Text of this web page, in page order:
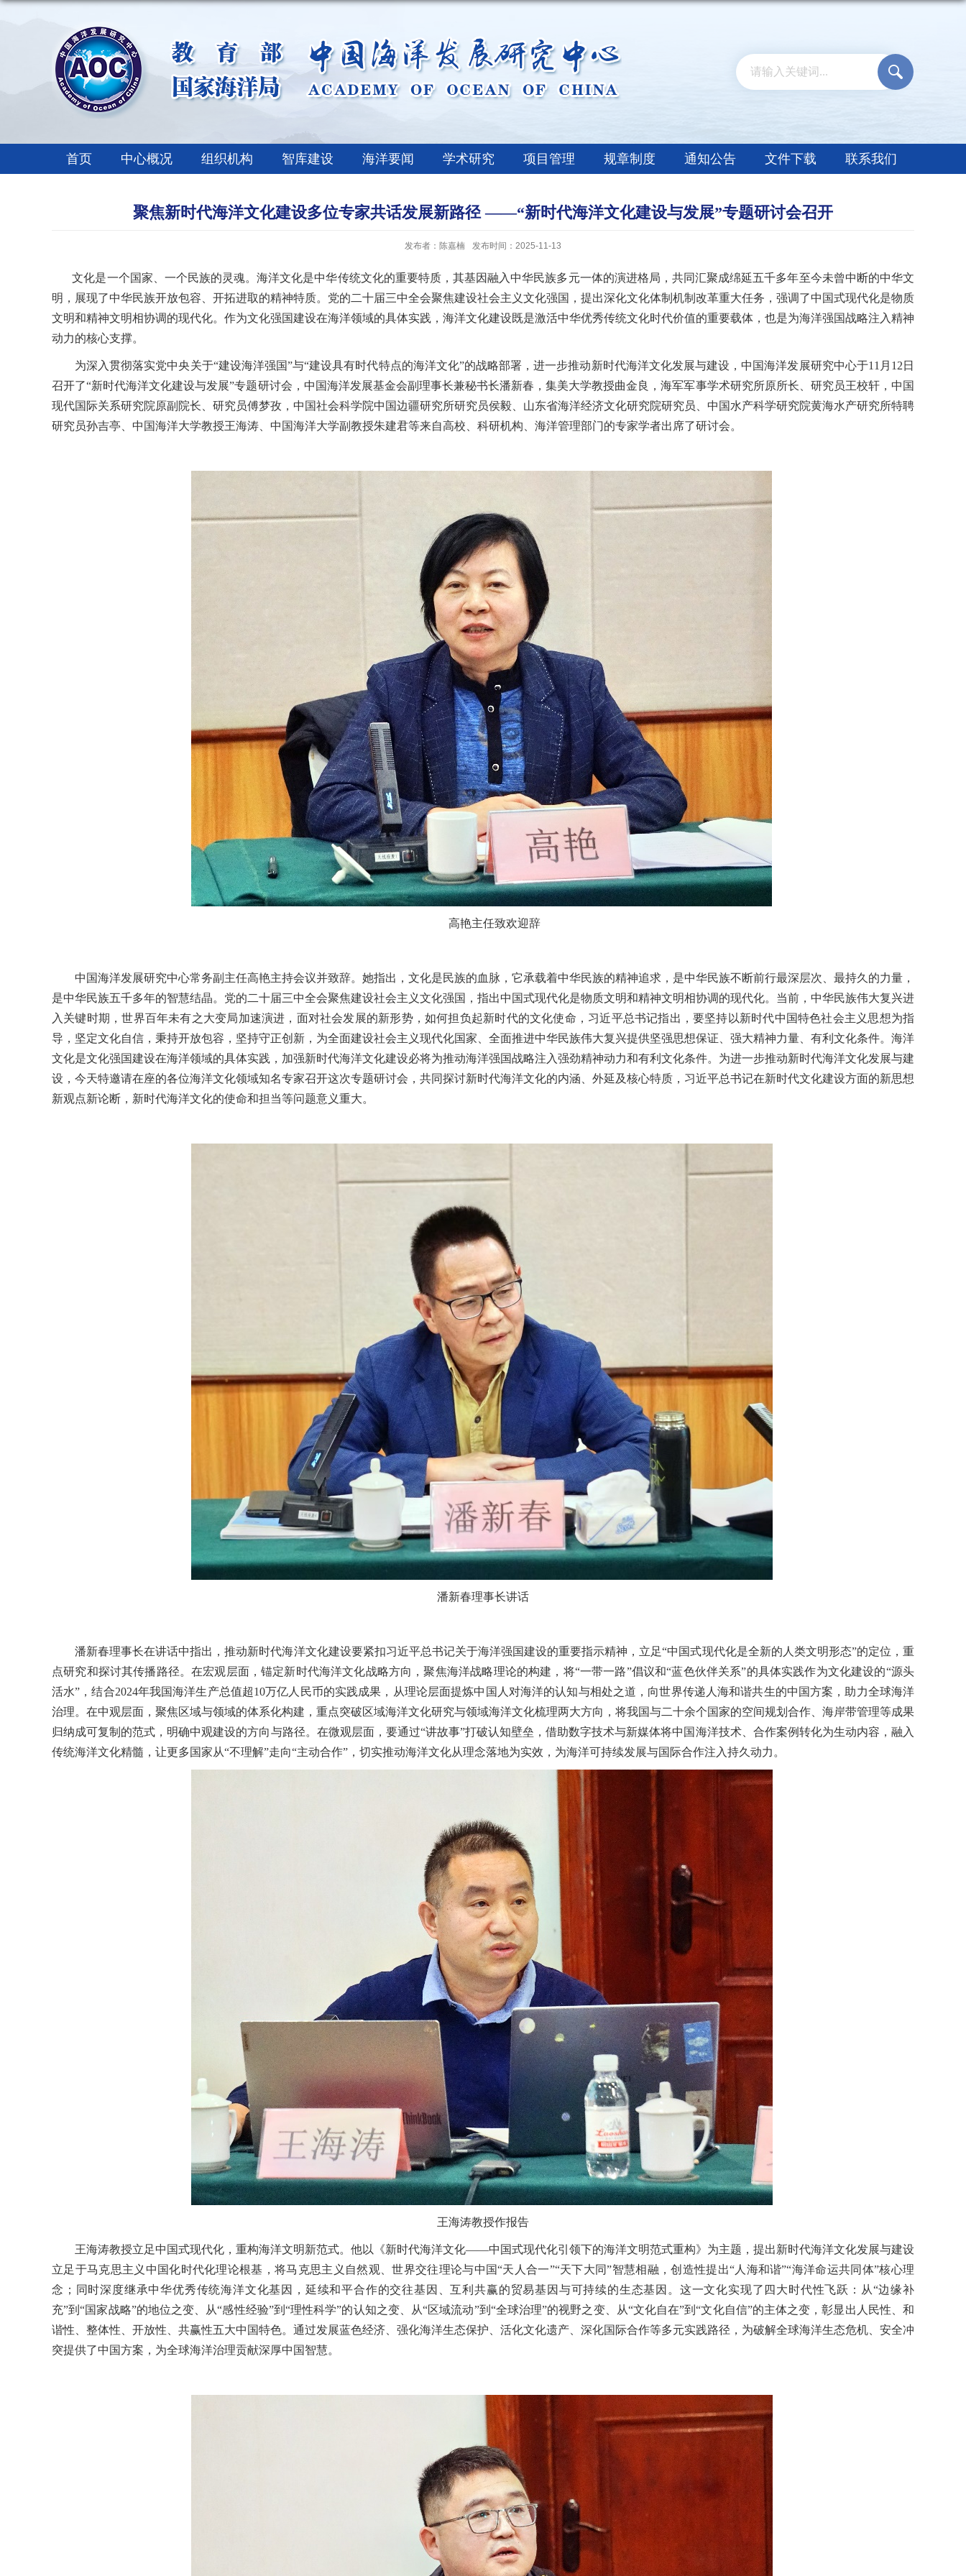
首页 中心概况 组织机构 智库建设 海洋要闻 学术研究 项目管理 规章制度 通知公告 文件下载 联系我们
聚焦新时代海洋文化建设多位专家共话发展新路径 ——“新时代海洋文化建设与发展”专题研讨会召开
发布者：陈嘉楠 发布时间：2025-11-13
文化是一个国家、一个民族的灵魂。海洋文化是中华传统文化的重要特质，其基因融入中华民族多元一体的演进格局，共同汇聚成绵延五千多年至今未曾中断的中华文
明，展现了中华民族开放包容、开拓进取的精神特质。党的二十届三中全会聚焦建设社会主义文化强国，提出深化文化体制机制改革重大任务，强调了中国式现代化是物质
文明和精神文明相协调的现代化。作为文化强国建设在海洋领域的具体实践，海洋文化建设既是激活中华优秀传统文化时代价值的重要载体，也是为海洋强国战略注入精神
动力的核心支撑。
为深入贯彻落实党中央关于“建设海洋强国”与“建设具有时代特点的海洋文化”的战略部署，进一步推动新时代海洋文化发展与建设，中国海洋发展研究中心于11月12日
召开了“新时代海洋文化建设与发展”专题研讨会，中国海洋发展基金会副理事长兼秘书长潘新春，集美大学教授曲金良，海军军事学术研究所原所长、研究员王校轩，中国
现代国际关系研究院原副院长、研究员傅梦孜，中国社会科学院中国边疆研究所研究员侯毅、山东省海洋经济文化研究院研究员、中国水产科学研究院黄海水产研究所特聘
研究员孙吉亭、中国海洋大学教授王海涛、中国海洋大学副教授朱建君等来自高校、科研机构、海洋管理部门的专家学者出席了研讨会。
高艳主任致欢迎辞
中国海洋发展研究中心常务副主任高艳主持会议并致辞。她指出，文化是民族的血脉，它承载着中华民族的精神追求，是中华民族不断前行最深层次、最持久的力量，
是中华民族五千多年的智慧结晶。党的二十届三中全会聚焦建设社会主义文化强国，指出中国式现代化是物质文明和精神文明相协调的现代化。当前，中华民族伟大复兴进
入关键时期，世界百年未有之大变局加速演进，面对社会发展的新形势，如何担负起新时代的文化使命，习近平总书记指出，要坚持以新时代中国特色社会主义思想为指
导，坚定文化自信，秉持开放包容，坚持守正创新，为全面建设社会主义现代化国家、全面推进中华民族伟大复兴提供坚强思想保证、强大精神力量、有利文化条件。海洋
文化是文化强国建设在海洋领域的具体实践，加强新时代海洋文化建设必将为推动海洋强国战略注入强劲精神动力和有利文化条件。为进一步推动新时代海洋文化发展与建
设，今天特邀请在座的各位海洋文化领域知名专家召开这次专题研讨会，共同探讨新时代海洋文化的内涵、外延及核心特质，习近平总书记在新时代文化建设方面的新思想
新观点新论断，新时代海洋文化的使命和担当等问题意义重大。
潘新春理事长讲话
潘新春理事长在讲话中指出，推动新时代海洋文化建设要紧扣习近平总书记关于海洋强国建设的重要指示精神，立足“中国式现代化是全新的人类文明形态”的定位，重
点研究和探讨其传播路径。在宏观层面，锚定新时代海洋文化战略方向，聚焦海洋战略理论的构建，将“一带一路”倡议和“蓝色伙伴关系”的具体实践作为文化建设的“源头
活水”，结合2024年我国海洋生产总值超10万亿人民币的实践成果，从理论层面提炼中国人对海洋的认知与相处之道，向世界传递人海和谐共生的中国方案，助力全球海洋
治理。在中观层面，聚焦区域与领域的体系化构建，重点突破区域海洋文化研究与领域海洋文化梳理两大方向，将我国与二十余个国家的空间规划合作、海岸带管理等成果
归纳成可复制的范式，明确中观建设的方向与路径。在微观层面，要通过“讲故事”打破认知壁垒，借助数字技术与新媒体将中国海洋技术、合作案例转化为生动内容，融入
传统海洋文化精髓，让更多国家从“不理解”走向“主动合作”，切实推动海洋文化从理念落地为实效，为海洋可持续发展与国际合作注入持久动力。
王海涛教授作报告
王海涛教授立足中国式现代化，重构海洋文明新范式。他以《新时代海洋文化——中国式现代化引领下的海洋文明范式重构》为主题，提出新时代海洋文化发展与建设
立足于马克思主义中国化时代化理论根基，将马克思主义自然观、世界交往理论与中国“天人合一”“天下大同”智慧相融，创造性提出“人海和谐”“海洋命运共同体”核心理
念；同时深度继承中华优秀传统海洋文化基因，延续和平合作的交往基因、互利共赢的贸易基因与可持续的生态基因。这一文化实现了四大时代性飞跃：从“边缘补
充”到“国家战略”的地位之变、从“感性经验”到“理性科学”的认知之变、从“区域流动”到“全球治理”的视野之变、从“文化自在”到“文化自信”的主体之变，彰显出人民性、和
谐性、整体性、开放性、共赢性五大中国特色。通过发展蓝色经济、强化海洋生态保护、活化文化遗产、深化国际合作等多元实践路径，为破解全球海洋生态危机、安全冲
突提供了中国方案，为全球海洋治理贡献深厚中国智慧。